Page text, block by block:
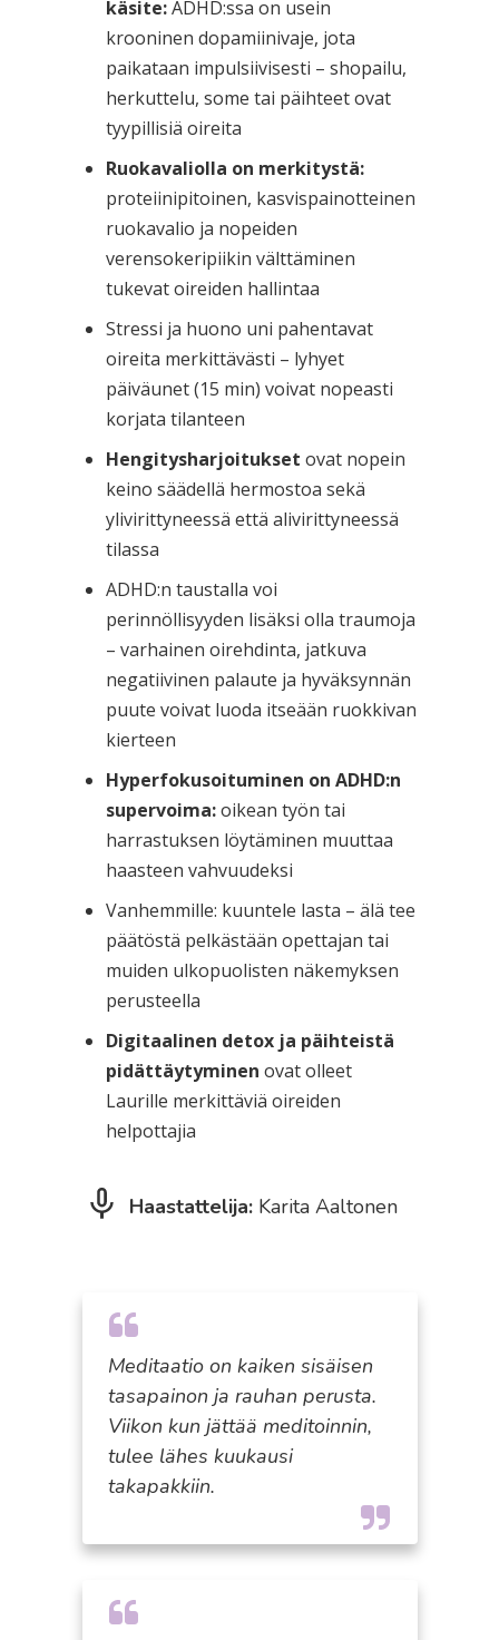
käsite:ADHD:ssa on usein
krooninen dopamiinivaje, jota
paikataan impulsiivisesti – shopailu,
herkuttelu, some tai päihteet ovat
tyypillisiä oireita
Ruokavaliolla on merkitystä:
proteiinipitoinen, kasvispainotteinen
ruokavalio ja nopeiden
verensokeripiikin välttäminen
tukevat oireiden hallintaa
Stressi ja huono uni pahentavat
oireita merkittävästi – lyhyet
päiväunet (15 min) voivat nopeasti
korjata tilanteen
Hengitysharjoitukset ovat nopein
keino säädellä hermostoa sekä
ylivirittyneessä että alivirittyneessä
tilassa
ADHD:n taustalla voi
perinnöllisyyden lisäksi olla traumoja
– varhainen oirehdinta, jatkuva
negatiivinen palaute ja hyväksynnän
puute voivat luoda itseään ruokkivan
kierteen
Hyperfokusoituminen on ADHD:n
supervoima:oikean työn tai
harrastuksen löytäminen muuttaa
haasteen vahvuudeksi
Vanhemmille: kuuntele lasta – älä tee
päätöstä pelkästään opettajan tai
muiden ulkopuolisten näkemyksen
perusteella
Digitaalinen detox ja päihteistä
pidättäytyminen ovat olleet
Laurille merkittäviä oireiden
helpottajia
Haastattelija: Karita Aaltonen
Meditaatio on kaiken sisäisen
tasapainon ja rauhan perusta.
Viikon kun jättää meditoinnin,
tulee lähes kuukausi
takapakkiin.